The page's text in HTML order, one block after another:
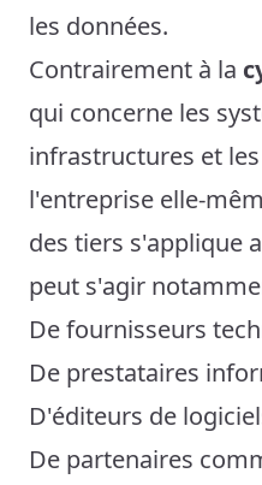
les données.
Contrairement à la
qui concerne les
infrastructures et
l'entreprise elle-
des tiers s'applique
peut s'agir
De fournisseurs
De prestataires
D'éditeurs de
De partenaires